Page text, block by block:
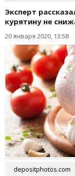
Эксперт
курятину не
20 января 2020, 13:58
depositphotos.com